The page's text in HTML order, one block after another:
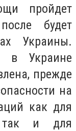
пройдет
будет
Украины.
в Украине
прежде
на
как для
так и для